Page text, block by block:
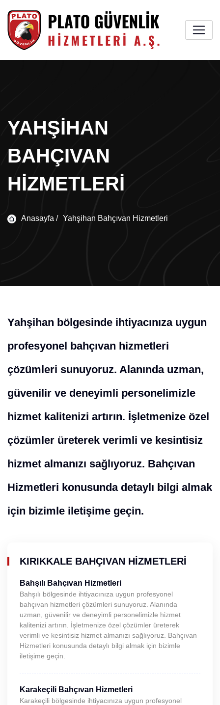
YAHŞIHAN
BAHÇIVAN
HIZMETLERI
Anasayfa / Yahşihan Bahçıvan Hizmetleri
Yahşihan bölgesinde ihtiyacınıza uygun
profesyonel bahçıvan hizmetleri
çözümleri sunuyoruz. Alanında uzman,
güvenilir ve deneyimli personelimizle
hizmet kalitenizi artırın. İşletmenize özel
çözümler üreterek verimli ve kesintisiz
hizmet almanızı sağlıyoruz. Bahçıvan
Hizmetleri konusunda detaylı bilgi almak
için bizimle iletişime geçin.
KIRIKKALE BAHÇIVAN HIZMETLERI
Bahşılı Bahçıvan Hizmetleri
Bahşılı bölgesinde ihtiyacınıza uygun profesyonel
bahçıvan hizmetleri çözümleri sunuyoruz. Alanında
uzman, güvenilir ve deneyimli personelimizle hizmet
kalitenizi artırın. İşletmenize özel çözümler üreterek
verimli ve kesintisiz hizmet almanızı sağlıyoruz. Bahçıvan
Hizmetleri konusunda detaylı bilgi almak için bizimle
iletişime geçin.
Karakeçili Bahçıvan Hizmetleri
Karakeçili bölgesinde ihtiyacınıza uygun profesyonel